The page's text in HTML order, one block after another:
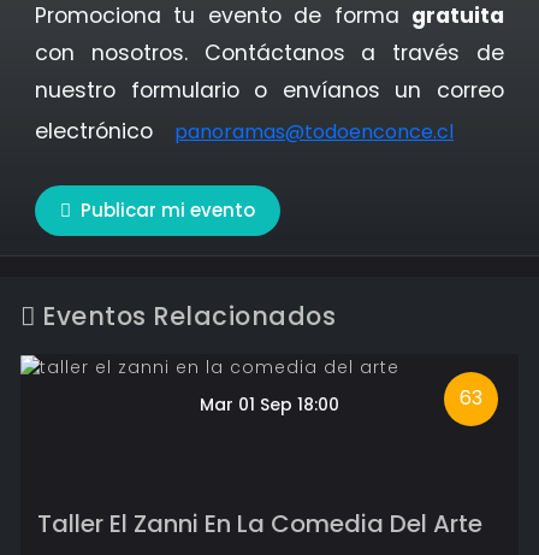
Promociona tu evento de forma gratuita
con nosotros. Contáctanos a través de
nuestro formulario o envíanos un correo
electrónico
panoramas@todoenconce.cl
Publicar mi evento
Eventos Relacionados
63
Mar 01 Sep 18:00
Taller El Zanni En La Comedia Del Arte